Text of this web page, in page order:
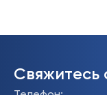
Свяжитесь